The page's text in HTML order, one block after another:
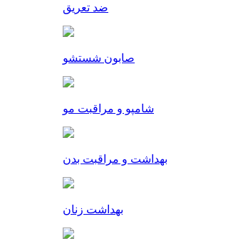
ضد تعریق
صابون شستشو
شامپو و مراقبت مو
بهداشت و مراقبت بدن
بهداشت زنان